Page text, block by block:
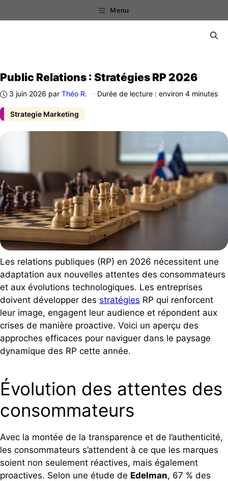
au
Menu
Strategie Marketing
Public Relations : Stratégies RP 2026
3 juin 2026 par Théo R. · Durée de lecture : environ 4 minutes
Les relations publiques (RP) en 2026 nécessitent une
adaptation aux nouvelles attentes des consommateurs
et aux évolutions technologiques. Les entreprises
doivent développer des stratégies RP qui renforcent
leur image, engagent leur audience et répondent aux
crises de manière proactive. Voici un aperçu des
approches efficaces pour naviguer dans le paysage
dynamique des RP cette année.
Évolution des attentes des
consommateurs
Avec la montée de la transparence et de l’authenticité,
les consommateurs s’attendent à ce que les marques
soient non seulement réactives, mais également
proactives. Selon une étude de Edelman, 67 % des